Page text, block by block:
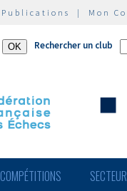
Publications | Mon
Rechercher un club
COMPÉTITIONS